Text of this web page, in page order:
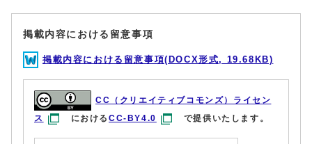
掲載内容における留意事項
掲載内容における留意事項(DOCX形式, 19.68KB)
CC（クリエイティブコモンズ）ライセン
ス
におけるCC-BY4.0 で提供いたします。